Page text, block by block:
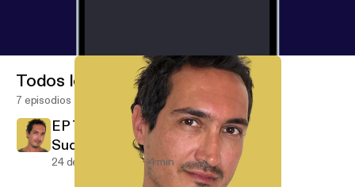
Todos los episodios
7 episodios
EP 7 / Buenos Aires, la preferida de
Sudamérica
24 de ago de 2021 4 min